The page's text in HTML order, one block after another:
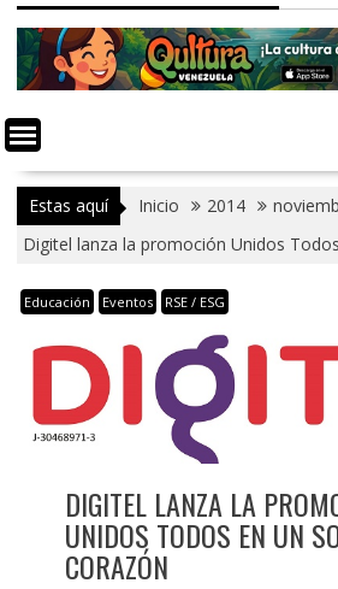
Estas aquí Inicio 2014
Digitel lanza la promoción Unidos
Educación Eventos RSE / ESG
DIGITEL LANZA LA
UNIDOS TODOS EN UN
CORAZÓN